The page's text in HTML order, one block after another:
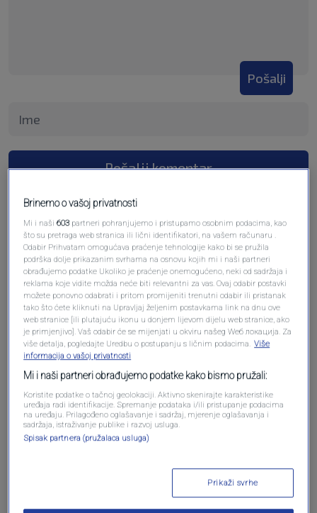
Pošalji
Pošalji komentar
Oglas
Oglas
Brinemo o vašoj privatnosti
Mi i naši603 partneri pohranjujemo i pristupamo osobnim podacima, kao
što su pretraga web stranica ili lični identifikatori, na vašem računaru .
Odabir Prihvatam omogućava praćenje tehnologije kako bi se pružila
podrška dolje prikazanim svrhama na osnovu kojih mi i naši partneri
obrađujemo podatke Ukoliko je praćenje onemogućeno, neki od sadržaja i
reklama koje vidite možda neće biti relevantni za vas. Ovaj odabir postavki
možete ponovno odabrati i pritom promijeniti trenutni odabir ili pristanak
tako što ćete kliknuti na Upravljaj željenim postavkama link na dnu ove
web stranice [ili plutajuću ikonu u donjem lijevom dijelu web stranice, ako
je primjenjivo]. Vaš odabir će se mijenjati u okviru našeg Wеб локација. Za
više detalja, pogledajte Uredbu o postupanju s ličnim podacima. Više
informacija o vašoj privatnosti
Mi i naši partneri obrađujemo podatke kako bismo pružali:
Koristite podatke o tačnoj geolokaciji. Aktivno skenirajte karakteristike
uređaja radi identifikacije. Spremanje podataka i/ili pristupanje podacima
na uređaju. Prilagođeno oglašavanje i sadržaj, mjerenje oglašavanja i
sadržaja, istraživanje publike i razvoj usluga.
Spisak partnera (pružalaca usluga)
Prikaži svrhe